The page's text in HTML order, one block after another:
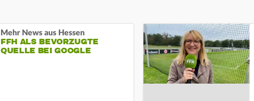
Mehr News aus Hessen
FFH ALS BEVORZUGTE
QUELLE BEI GOOGLE